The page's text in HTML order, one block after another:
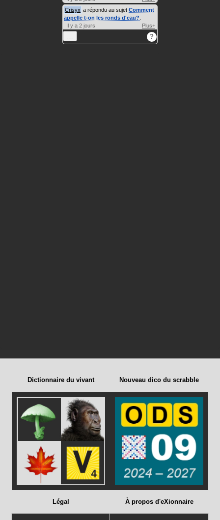
Crisyx a répondu au sujet Comment
appelle t-on les ronds d'eau?
Il y a 2 jours
Plus+
?
Dictionnaire du vivant Nouveau dico du scrabble
Légal À propos d'eXionnaire